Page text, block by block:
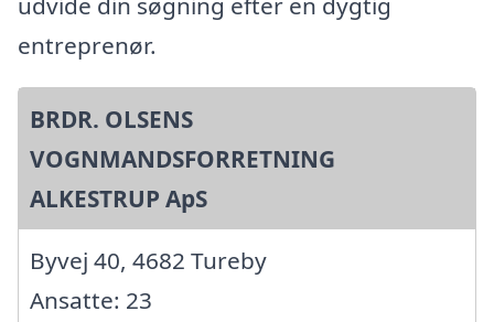
entreprenør.
BRDR. OLSENS
VOGNMANDSFORRETNING
ALKESTRUP ApS
Byvej 40, 4682 Tureby
Ansatte: 23